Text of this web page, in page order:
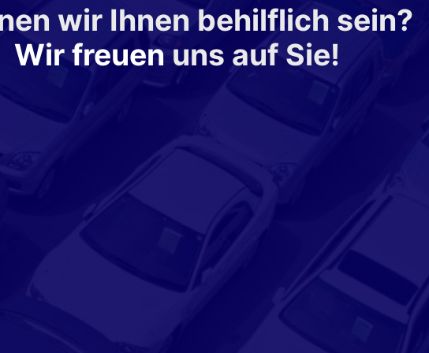
wir Ihnen behilflich sein?
Wir freuen uns auf Sie!